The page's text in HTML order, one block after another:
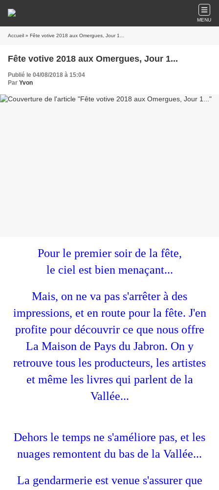
MENU
Accueil » Fête votive 2018 aux Omergues, Jour 1...
Fête votive 2018 aux Omergues, Jour 1...
Publié le 04/08/2018 à 15:04
Par Yvon
Pour le premier soir de la fête,
le ciel est bien menaçant...
Mais, on ne va pas s'arrêter à des
impressions, et en route pour la fête. J'en
profite pour découvrir ce que nous offre
La Maison de Pays du Jabron. On y
retrouve tous les producteurs, les artistes
et même les livres qui parlent de la
Vallée...
Dehors le temps ne s'améliore pas, et les
nuages remontent du bas de la Vallée...
La gendarmerie est venue s'assurer que